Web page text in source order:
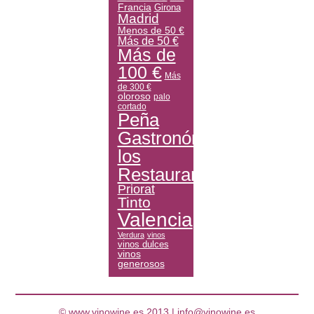
Francia Girona
Madrid
Menos de 50 €
Más de 50 €
Más de
100 € Más
de 300 €
oloroso palo
cortado
Peña
Gastronómica
los
Restauranteros
Priorat
Tinto
Valencia
Verdura vinos
vinos dulces
vinos
generosos
© www.vinowine.es 2013 | info@vinowine.es